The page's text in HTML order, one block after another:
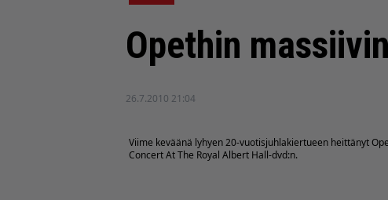
Opethin
26.7.2010 21:04
Viime keväänä lyhyen 20-vuotisjuhlakiertueen heittänyt
Concert At The Royal Albert Hall-dvd:n.